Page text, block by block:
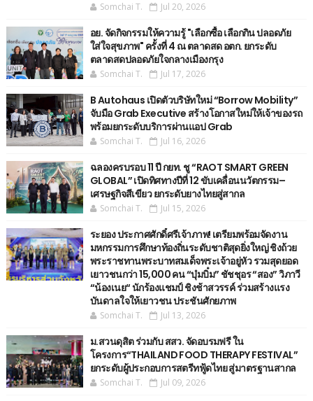
Somchai T. Jul 20, 2026
อย. จัดกิจกรรมให้ความรู้ "เลือกซื้อ เลือกกิน ปลอดภัย
ใส่ใจสุขภาพ" ครั้งที่ 4 ณ ตลาดสด อตก. ยกระดับ
ตลาดสดปลอดภัยใจกลางเมืองกรุง
Somchai T. Jul 17, 2026
B Autohaus เปิดตัวบริษัทใหม่ “Borrow Mobility”
จับมือ Grab Executive สร้างโอกาสใหม่ให้เจ้าของรถ
พร้อมยกระดับบริการผ่านแอป Grab
Somchai T. Jul 16, 2026
ฉลองครบรอบ 11 ปี กยท. ชู “RAOT SMART GREEN
GLOBAL” เปิดทิศทางปีที่ 12 ขับเคลื่อนนวัตกรรม–
เศรษฐกิจสีเขียว ยกระดับยางไทยสู่สากล
Somchai T. Jul 15, 2026
ระยอง ประกาศศักดิ์ศรีเจ้าภาพ! เตรียมพร้อมจัดงาน
มหกรรมการศึกษาท้องถิ่นระดับชาติสุดยิ่งใหญ่ ชิงถ้วย
พระราชทานพระบาทสมเด็จพระเจ้าอยู่หัว รวมสุดยอด
เยาวชนกว่า 15,000 คน “บุ๋มบิ๋ม” ชัชชุอร “สอง” วิภาวี
“น้องเนย“ นักร้องแชมป์ ชิงช้าสวรรค์ ร่วมสร้างแรง
บันดาลใจให้เยาวชน ประชันศักยภาพ
Somchai T. Jul 13, 2026
ม.สวนดุสิต ร่วมกับ สสว. จัดอบรมฟรี ใน
โครงการ“THAILAND FOOD THERAPY FESTIVAL”
ยกระดับผู้ประกอบการสตรีทฟู้ดไทย สู่มาตรฐานสากล
Somchai T. Jul 09, 2026